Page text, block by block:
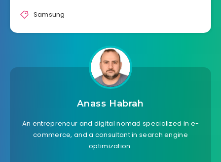
Samsung
Anass Habrah
An entrepreneur and digital nomad specialized in e-
commerce, and a consultant in search engine
optimization.